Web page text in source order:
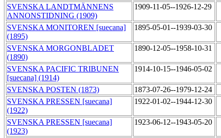
SVENSKA LANDTMÄNNENS
ANNONSTIDNING (1909)
1909-11-05--1926-12-29
SVENSKA MONITOREN [suecana]
(1895)
1895-05-01--1939-03-30
SVENSKA MORGONBLADET
(1890)
1890-12-05--1958-10-31
SVENSKA PACIFIC TRIBUNEN
[suecana] (1914)
1914-10-15--1946-05-02
SVENSKA POSTEN (1873)
1873-07-26--1979-12-24
SVENSKA PRESSEN [suecana]
(1922)
1922-01-02--1944-12-30
SVENSKA PRESSEN [suecana]
(1923)
1923-06-12--1943-05-20